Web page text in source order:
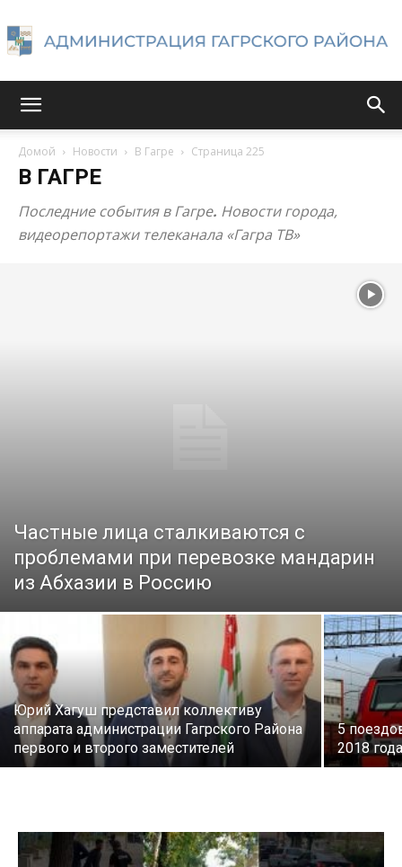
Домой Новости В Гагре Страница 225
В ГАГРЕ
Последние события в Гагре. Новости города,
видеорепортажи телеканала «Гагра ТВ»
Частные лица сталкиваются с
проблемами при перевозке мандарин
из Абхазии в Россию
Юрий Хагуш представил коллективу
аппарата администрации Гагрского Района
первого и второго заместителей
5
2018